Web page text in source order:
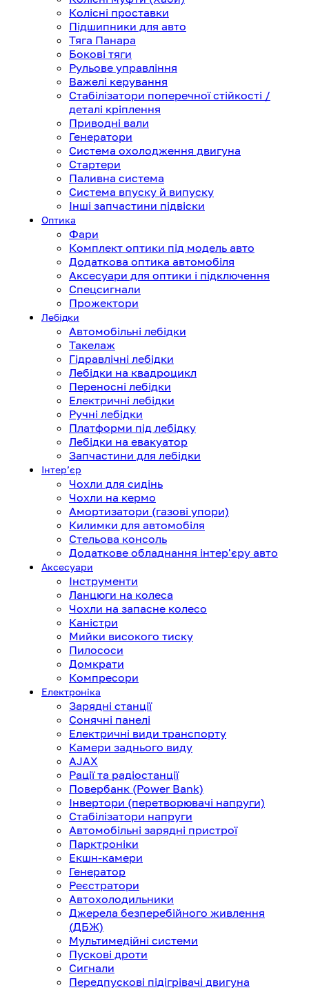
Колісні проставки
Підшипники для авто
Тяга Панара
Бокові тяги
Рульове управління
Важелі керування
Стабілізатори поперечної стійкості /
деталі кріплення
Приводні вали
Генератори
Система охолодження двигуна
Стартери
Паливна система
Система впуску й випуску
Інші запчастини підвіски
Оптика
Фари
Комплект оптики під модель авто
Додаткова оптика автомобіля
Аксесуари для оптики і підключення
Спецсигнали
Прожектори
Лебідки
Автомобільні лебідки
Такелаж
Гідравлічні лебідки
Лебідки на квадроцикл
Переносні лебідки
Електричні лебідки
Ручні лебідки
Платформи під лебідку
Лебідки на евакуатор
Запчастини для лебідки
Інтерʼєр
Чохли для сидінь
Чохли на кермо
Амортизатори (газові упори)
Килимки для автомобіля
Стельова консоль
Додаткове обладнання інтер'єру авто
Аксесуари
Інструменти
Ланцюги на колеса
Чохли на запасне колесо
Каністри
Мийки високого тиску
Пилососи
Домкрати
Компресори
Електроніка
Зарядні станції
Сонячні панелі
Електричні види транспорту
Камери заднього виду
AJAX
Рації та радіостанції
Повербанк (Power Bank)
Інвертори (перетворювачі напруги)
Стабілізатори напруги
Автомобільні зарядні пристрої
Парктроніки
Екшн-камери
Генератор
Реєстратори
Автохолодильники
Джерела безперебійного живлення
(ДБЖ)
Мультимедійні системи
Пускові дроти
Сигнали
Передпускові підігрівачі двигуна